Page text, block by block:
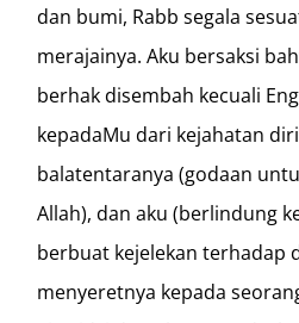
dan bumi, Rabb segala
merajainya. Aku bersaksi
berhak disembah kecuali
kepadaMu dari kejahatan
balatentaranya (godaan
Allah), dan aku (berlindung
berbuat kejelekan terhadap
menyeretnya kepada